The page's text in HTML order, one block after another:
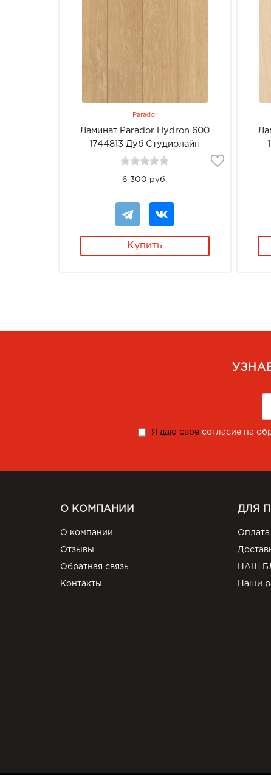
Parador
Ламинат Parador Hydron 600
1744813 Дуб Студиолайн
натуральный
6 300 руб.
Купить
Я даю свое согласие на
О КОМПАНИИ
О компании
Отзывы
Обратная связь
Контакты
ДЛЯ
Оплата
НАШ
Наши